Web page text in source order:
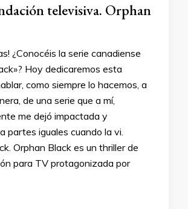
televisiva. Orphan
¿Conocéis la serie canadiense
Hoy dedicaremos esta
como siempre lo hacemos, a
de una serie que a mí,
me dejó impactada y
partes iguales cuando la vi.
Orphan Black es un thriller de
para TV protagonizada por